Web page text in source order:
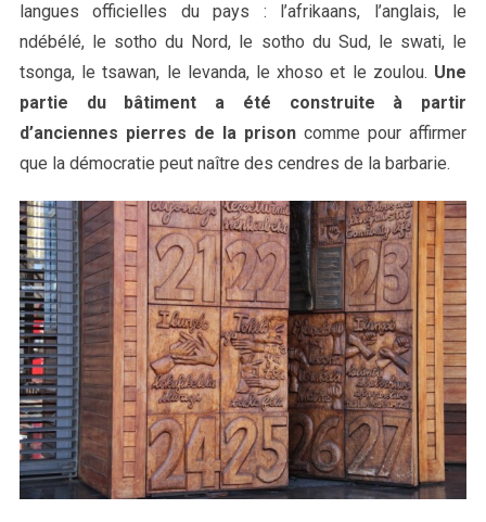
langues officielles du pays : l’afrikaans, l’anglais, le
ndébélé, le sotho du Nord, le sotho du Sud, le swati, le
tsonga, le tsawan, le levanda, le xhoso et le zoulou. Une
partie du bâtiment a été construite à partir
d’anciennes pierres de la prison comme pour affirmer
que la démocratie peut naître des cendres de la barbarie.